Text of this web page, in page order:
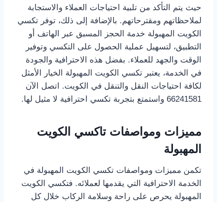
حيث يتم التأكد من تلبية احتياجات العملاء والاستجابة
لملاحظاتهم ومقترحاتهم. بالإضافة إلى ذلك، توفر تكسي
الكويت المهبولة خدمة الحجز المسبق عبر الهاتف أو
التطبيق، لتسهيل عملية الحصول على التكسي وتوفير
الوقت والجهد للعملاء. بفضل هذه الاحترافية والجودة
في الخدمة، يعتبر تكسي الكويت المهبولة الخيار الأمثل
لكافة احتياجات النقل والتنقل في الكويت. اتصل الآن
66241581 واستمتع بتجربة تكسي احترافية لا مثيل لها.
مميزات ومواصفات تاكسي الكويت
المهبولة
تكمن مميزات ومواصفات تكسي الكويت المهبولة في
الخدمة الاحترافية التي يقدمها لعملائه. فتكسي الكويت
المهبولة يحرص على راحة وسلامة الركاب خلال كل